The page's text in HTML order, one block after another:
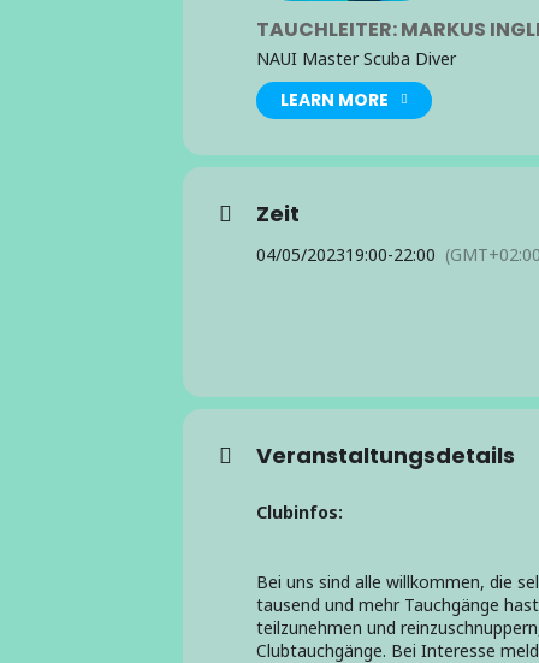
TAUCHLEITER: MARKUS
NAUI Master Scuba Diver
LEARN MORE
Zeit
04/05/202319:00-22:00
Veranstaltungsdetails
Clubinfos:
Bei uns sind alle willkommen, die
tausend und mehr Tauchgänge
teilzunehmen und
Clubtauchgänge. Bei Interesse